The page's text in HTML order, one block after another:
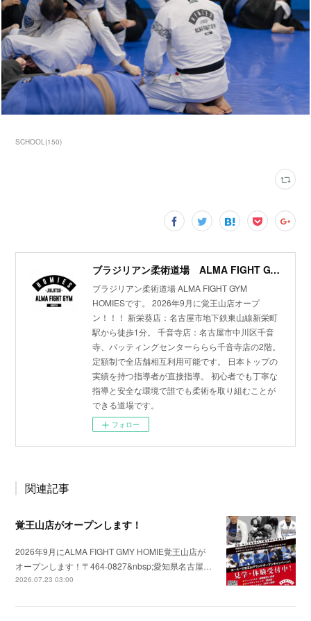
SCHOOL(150)
ブラジリアン柔術道場 ALMA FIGHT GYM HOMIES(ホーミーズ)
ブラジリアン柔術道場 ALMA FIGHT GYM
HOMIESです。 2026年9月に覚王山店オープ
ン！！！ 新栄葵店：名古屋市地下鉄東山線新栄町
駅から徒歩1分。 千音寺店：名古屋市中川区千音
寺、バッティングセンターららら千音寺店の2階。
定額制で全店舗相互利用可能です。 日本トップの
実績を持つ指導者が直接指導。 初心者でも丁寧な
指導と安全な環境で誰でも柔術を取り組むことが
できる道場です。
フォロー
関連記事
覚王山店がオープンします！
2026年9月にALMA FIGHT GMY HOMIE覚王山店が
オープンします！〒464-0827&nbsp;愛知県名古屋…
2026.07.23 03:00